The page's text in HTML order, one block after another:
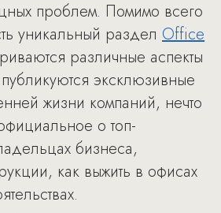
проблем. Помимо всего
уникальный раздел Office
различные аспекты
эксклюзивные
жизни компаний, нечто
о топ-
бизнеса,
как выжить в офисах